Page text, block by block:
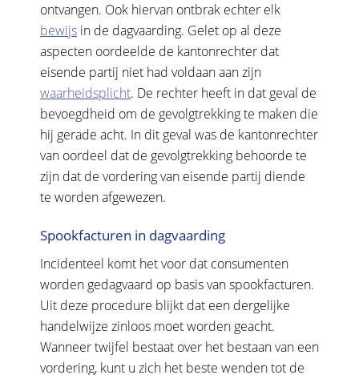
ontvangen. Ook hiervan ontbrak echter elk
bewijs in de dagvaarding. Gelet op al deze
aspecten oordeelde de kantonrechter dat
eisende partij niet had voldaan aan zijn
waarheidsplicht. De rechter heeft in dat geval de
bevoegdheid om de gevolgtrekking te maken die
hij gerade acht. In dit geval was de kantonrechter
van oordeel dat de gevolgtrekking behoorde te
zijn dat de vordering van eisende partij diende
te worden afgewezen.
Spookfacturen in dagvaarding
Incidenteel komt het voor dat consumenten
worden gedagvaard op basis van spookfacturen.
Uit deze procedure blijkt dat een dergelijke
handelwijze zinloos moet worden geacht.
Wanneer twijfel bestaat over het bestaan van een
vordering, kunt u zich het beste wenden tot de